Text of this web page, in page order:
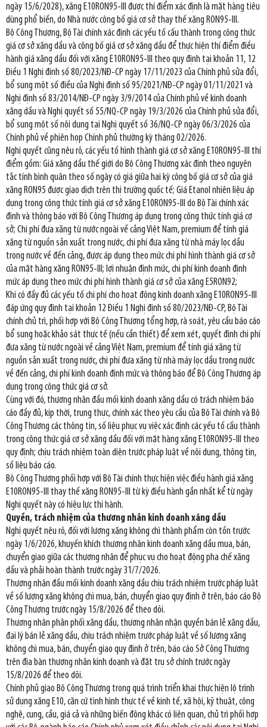
ngày 15/6/2028), xăng E10RON95-III được thí điểm xác định là mặt hàng tiêu
dùng phổ biến, do Nhà nước công bố giá cơ sở thay thế xăng RON95-III.
Bộ Công Thương, Bộ Tài chính xác định các yếu tố cấu thành trong công thức
giá cơ sở xăng dầu và công bố giá cơ sở xăng dầu để thực hiện thí điểm điều
hành giá xăng dầu đối với xăng E10RON95-III theo quy định tại khoản 11, 12
Điều 1 Nghị định số 80/2023/NĐ-CP ngày 17/11/2023 của Chính phủ sửa đổi,
bổ sung một số điều của Nghị định số 95/2021/NĐ-CP ngày 01/11/2021 và
Nghị định số 83/2014/NĐ-CP ngày 3/9/2014 của Chính phủ về kinh doanh
xăng dầu và Nghị quyết số 55/NQ-CP ngày 19/3/2026 của Chính phủ sửa đổi,
bổ sung một số nội dung tại Nghị quyết số 36/NQ-CP ngày 06/3/2026 của
Chính phủ về phiên họp Chính phủ thường kỳ tháng 02/2026.
Nghị quyết cũng nêu rõ, các yếu tố hình thành giá cơ sở xăng E10RON95-III thí
điểm gồm: Giá xăng dầu thế giới do Bộ Công Thương xác định theo nguyên
tắc tính bình quân theo số ngày có giá giữa hai kỳ công bố giá cơ sở của giá
xăng RON95 được giao dịch trên thị trường quốc tế; Giá Etanol nhiên liệu áp
dụng trong công thức tính giá cơ sở xăng E10RON95-III do Bộ Tài chính xác
định và thông báo với Bộ Công Thương áp dụng trong công thức tính giá cơ
sở; Chi phí đưa xăng từ nước ngoài về cảng Việt Nam, premium để tính giá
xăng từ nguồn sản xuất trong nước, chi phí đưa xăng từ nhà máy lọc dầu
trong nước về đến cảng, được áp dụng theo mức chi phí hình thành giá cơ sở
của mặt hàng xăng RON95-III; lợi nhuận định mức, chi phí kinh doanh định
mức áp dụng theo mức chi phí hình thành giá cơ sở của xăng E5RON92;
Khi có đầy đủ các yếu tố chi phí cho hoạt động kinh doanh xăng E10RON95-III
đáp ứng quy định tại khoản 12 Điều 1 Nghị định số 80/2023/NĐ-CP, Bộ Tài
chính chủ trì, phối hợp với Bộ Công Thương tổng hợp, rà soát, yêu cầu báo cáo
bổ sung hoặc khảo sát thực tế (nếu cần thiết) để xem xét, quyết định chi phí
đưa xăng từ nước ngoài về cảng Việt Nam, premium để tính giá xăng từ
nguồn sản xuất trong nước, chi phí đưa xăng từ nhà máy lọc dầu trong nước
về đến cảng, chi phí kinh doanh định mức và thông báo để Bộ Công Thương áp
dụng trong công thức giá cơ sở.
Cùng với đó, thương nhân đầu mối kinh doanh xăng dầu có trách nhiệm báo
cáo đầy đủ, kịp thời, trung thực, chính xác theo yêu cầu của Bộ Tài chính và Bộ
Công Thương các thông tin, số liệu phục vụ việc xác định các yếu tố cấu thành
trong công thức giá cơ sở xăng dầu đối với mặt hàng xăng E10RON95-III theo
quy định; chịu trách nhiệm toàn diện trước pháp luật về nội dung, thông tin,
số liệu báo cáo.
Bộ Công Thương phối hợp với Bộ Tài chính thực hiện việc điều hành giá xăng
E10RON95-III thay thế xăng RON95-III từ kỳ điều hành gần nhất kể từ ngày
Nghị quyết này có hiệu lực thi hành.
Quyền, trách nhiệm của thương nhân kinh doanh xăng dầu
Nghị quyết nêu rõ, đối với lượng xăng không chì thành phẩm còn tồn trước
ngày 1/6/2026, khuyến khích thương nhân kinh doanh xăng dầu mua, bán,
chuyển giao giữa các thương nhân để phục vụ cho hoạt động pha chế xăng
dầu và phải hoàn thành trước ngày 31/7/2026.
Thương nhân đầu mối kinh doanh xăng dầu chịu trách nhiệm trước pháp luật
về số lượng xăng không chì mua, bán, chuyển giao quy định ở trên, báo cáo Bộ
Công Thương trước ngày 15/8/2026 để theo dõi.
Thương nhân phân phối xăng dầu, thương nhân nhận quyền bán lẻ xăng dầu,
đại lý bán lẻ xăng dầu, chịu trách nhiệm trước pháp luật về số lượng xăng
không chì mua, bán, chuyển giao quy định ở trên, báo cáo Sở Công Thương
trên địa bàn thương nhân kinh doanh và đặt trụ sở chính trước ngày
15/8/2026 để theo dõi.
Chính phủ giao Bộ Công Thương trong quá trình triển khai thực hiện lộ trình
sử dụng xăng E10, căn cứ tình hình thực tế về kinh tế, xã hội, kỹ thuật, công
nghệ, cung, cầu, giá cả và những biến động khác có liên quan, chủ trì phối hợp